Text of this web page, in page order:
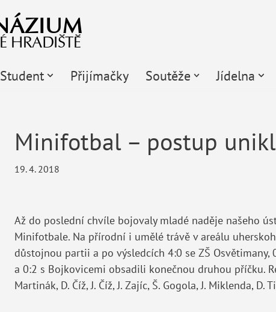
Student Přijímačky Soutěže Jídelna
Minifotbal – postup
19. 4. 2018
Až do poslední chvíle bojovaly mladé naděje našeho
Minifotbale. Na přírodní i umělé trávě v areálu
důstojnou partii a po výsledcích 4:0 se ZŠ
a 0:2 s Bojkovicemi obsadili konečnou druhou příčku.
Martinák, D. Číž, J. Číž, J. Zajíc, Š. Gogola, J. Miklenda, D.